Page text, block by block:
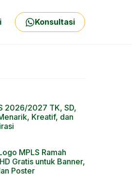
Konsultasi
2026/2027 TK, SD,
Kreatif, dan
MPLS Ramah
Gratis untuk Banner,
Poster